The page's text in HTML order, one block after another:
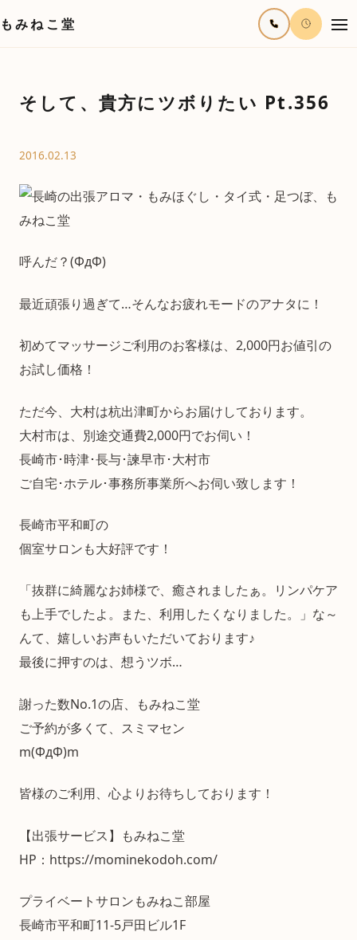
もみねこ堂
そして、貴方にツボりたい Pt.356
2016.02.13
呼んだ？(ΦдΦ)
最近頑張り過ぎて…そんなお疲れモードのアナタに！
初めてマッサージご利用のお客様は、2,000円お値引の
お試し価格！
ただ今、大村は杭出津町からお届けしております。
大村市は、別途交通費2,000円でお伺い！
長崎市･時津･長与･諫早市･大村市
ご自宅･ホテル･事務所事業所へお伺い致します！
長崎市平和町の
個室サロンも大好評です！
「抜群に綺麗なお姉様で、癒されましたぁ。リンパケア
も上手でしたよ。また、利用したくなりました。」な～
んて、嬉しいお声もいただいております♪
最後に押すのは、想うツボ…
謝った数No.1の店、もみねこ堂
ご予約が多くて、スミマセン
m(ΦдΦ)m
皆様のご利用、心よりお待ちしております！
【出張サービス】もみねこ堂
HP：https://mominekodoh.com/
プライベートサロンもみねこ部屋
長崎市平和町11-5戸田ビル1F